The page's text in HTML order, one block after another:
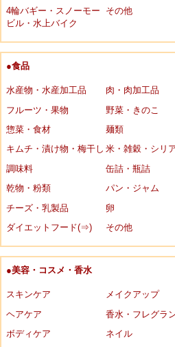
4輪バギー・スノーモー
ビル・水上バイク
その他
●食品
水産物・水産加工品
肉・肉加工品
フルーツ・果物
野菜・きのこ
惣菜・食材
麺類
キムチ・漬け物・梅干し 米・雑穀・シリ
調味料
缶詰・瓶詰
乾物・粉類
パン・ジャム
チーズ・乳製品
卵
ダイエットフード(⇒)
その他
●美容・コスメ・香水
スキンケア
メイクアップ
ヘアケア
香水・フレグラ
ボディケア
ネイル